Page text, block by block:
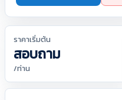
ราคาเริ่มต้น
สอบถาม
/ท่าน